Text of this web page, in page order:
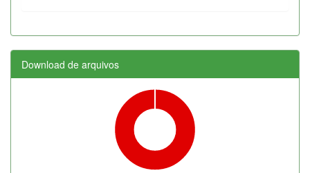
Download de arquivos